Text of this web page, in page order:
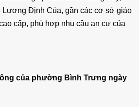
Lương Định Của, gần các cơ sở giáo
cấp, phù hợp nhu cầu an cư của
của phường Bình Trưng ngày